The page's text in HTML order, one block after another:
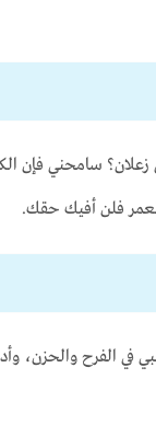
زعلان؟ سامحني
فلن أفيك حقك.
في الفرح والحزن،